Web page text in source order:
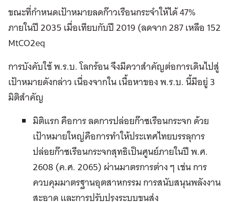
ขณะที่กำหนดเป้าหมายลดก๊าวเรือนกระจำให้ได้ 47%
ภายในปี 2035 เมื่อเทียบกับปี 2019 (ลดจาก 287 เหลือ 152
MtCO2eq
การบังคับใช้ พ.ร.บ. โลกร้อน จึงมีควาสำคัญต่อการเดินไปสู่
เป้าหมายดังกล่าว เนื่องจากใน เนื้อหาของ พ.ร.บ. นี้มีอยู่ 3
มิติสำคัญ
มิติแรก คือการ ลดการปล่อยก๊าซเรือนกระจก ด้วย
เป้าหมายใหญ่คือการทำให้ประเทศไทยบรรลุการ
ปล่อยก๊าซเรือนกระจกสุทธิเป็นศูนย์ภายในปี พ.ศ.
2608 (ค.ศ. 2065) ผ่านมาตรการต่าง ๆ เช่น การ
ควบคุมมาตรฐานอุตสาหกรรม การสนับสนุนพลังงาน
สะอาด และการปรับปรุงระบบขนส่ง